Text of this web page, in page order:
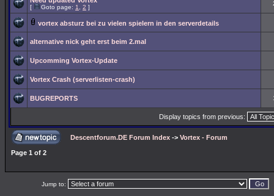
[ Goto page: 1 2 ]
vortex absturz bei zu vielen spielern in den serverdetails
alternative nick geht erst beim 2.mal
Upcomming Vortex-Update
Vortex Crash (serverlisten-crash)
BUGREPORTS
Display topics from previous:
Descentforum.DE Forum Index -> Vortex - Forum
Page 1 of 2
Jump to: